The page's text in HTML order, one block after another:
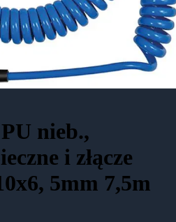
nieb.,
i złącze
5mm 7,5m